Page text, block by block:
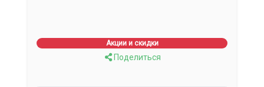
Акции и скидки
Поделиться